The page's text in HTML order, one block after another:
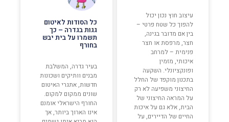
עיצוב חוץ נכון יכול
להפוך כל שטח פרטי –
בין אם מדובר בגינה,
חצר, מרפסת או חצר
פנימית – למרחב
איכותי, מזמין
ופונקציונלי. השקעה
בתכנון מוקפד של החלל
החיצוני משפיעה לא רק
על המראה החיצוני של
הבית, אלא גם על איכות
החיים של הדיירים, על
כל הסודות לאיטום
גגות בגדרה – כך
תשמרו על בית יבש
בחורף
בעיר גדרה, המשלבת
מבנים וותיקים ושכונות
חדשות, אתגרי האיטום
שונים ממקום למקום.
החורף הישראלי אומנם
אינו הארוך ביותר, אך